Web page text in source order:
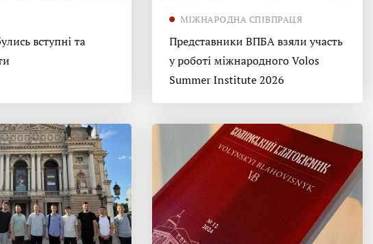
вступні та
МІЖНАРОДНА СПІВПРАЦЯ
Представники ВПБА взяли участь
у роботі міжнародного Volos
Summer Institute 2026